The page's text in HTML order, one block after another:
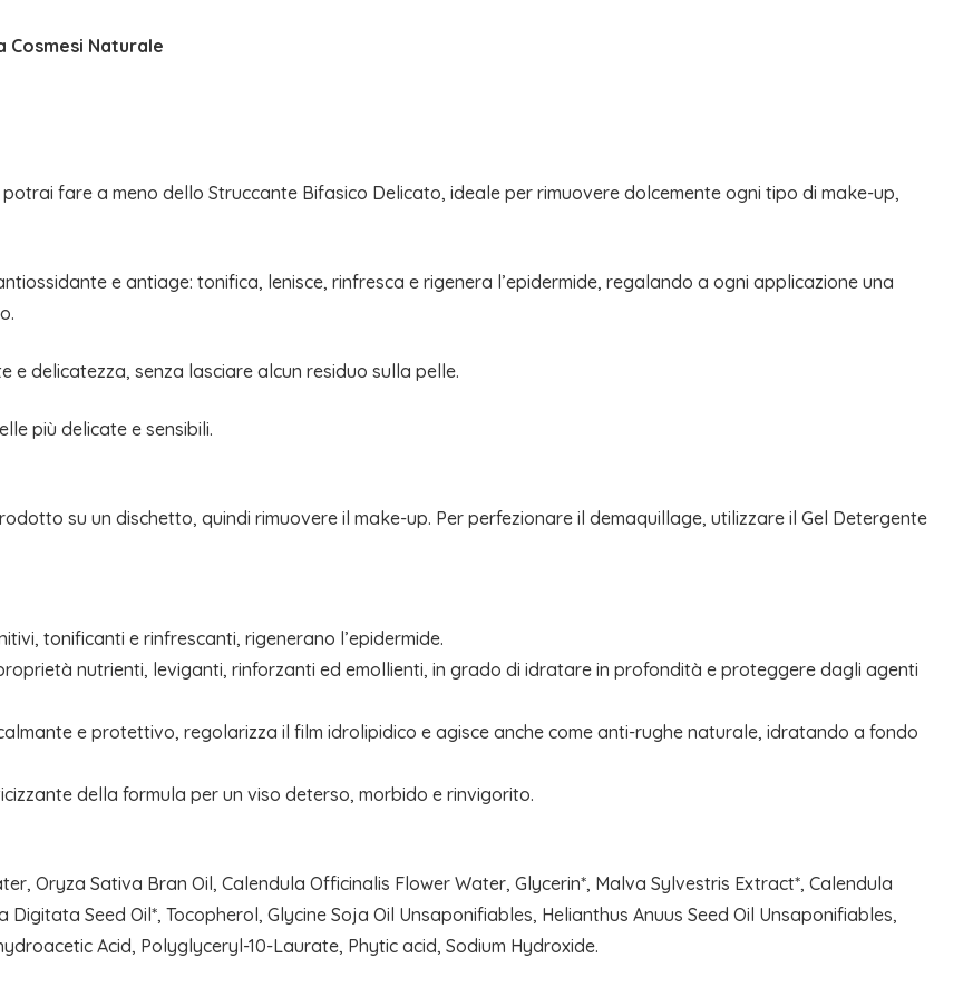
Cosmesi Naturale
fare a meno dello Struccante Bifasico Delicato, ideale per rimuovere dolcemente ogni tipo di make-up,
e antiage: tonifica, lenisce, rinfresca e rigenera l’epidermide, regalando a ogni applicazione una
delicatezza, senza lasciare alcun residuo sulla pelle.
più delicate e sensibili.
su un dischetto, quindi rimuovere il make-up. Per perfezionare il demaquillage, utilizzare il Gel Detergente
tonificanti e rinfrescanti, rigenerano l’epidermide.
nutrienti, leviganti, rinforzanti ed emollienti, in grado di idratare in profondità e proteggere dagli agenti
e protettivo, regolarizza il film idrolipidico e agisce anche come anti-rughe naturale, idratando a fondo
della formula per un viso deterso, morbido e rinvigorito.
Oryza Sativa Bran Oil, Calendula Officinalis Flower Water, Glycerin*, Malva Sylvestris Extract*, Calendula
Seed Oil*, Tocopherol, Glycine Soja Oil Unsaponifiables, Helianthus Anuus Seed Oil Unsaponifiables,
Acid, Polyglyceryl-10-Laurate, Phytic acid, Sodium Hydroxide.